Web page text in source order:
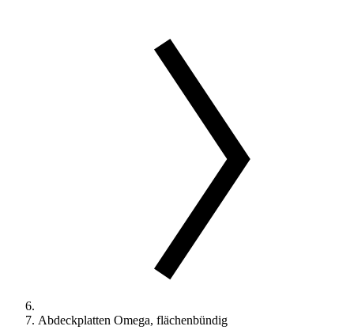
Abdeckplatten Omega, flächenbündig